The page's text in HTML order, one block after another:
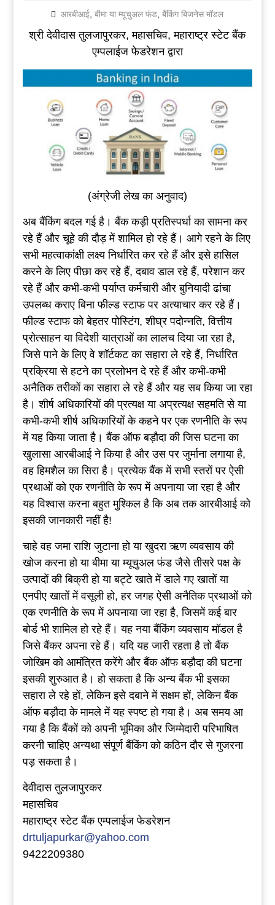
आरबीआई,बीमा या म्यूचुअल फंड,बैंकिंग बिजनेस मॉडल
श्री देवीदास तुलजापुरकर, महासचिव, महाराष्ट्र स्टेट बैंक
एम्पलाईज फेडरेशन द्वारा
(अंग्रेजी लेख का अनुवाद)
अब बैंकिंग बदल गई है। बैंक कड़ी प्रतिस्पर्धा का सामना कर
रहे हैं और चूहे की दौड़ में शामिल हो रहे हैं। आगे रहने के लिए
सभी महत्वाकांक्षी लक्ष्य निर्धारित कर रहे हैं और इसे हासिल
करने के लिए पीछा कर रहे हैं, दबाव डाल रहे हैं, परेशान कर
रहे हैं और कभी-कभी पर्याप्त कर्मचारी और बुनियादी ढांचा
उपलब्ध कराए बिना फील्ड स्टाफ पर अत्याचार कर रहे हैं।
फील्ड स्टाफ को बेहतर पोस्टिंग, शीघ्र पदोन्नति, वित्तीय
प्रोत्साहन या विदेशी यात्राओं का लालच दिया जा रहा है,
जिसे पाने के लिए वे शॉर्टकट का सहारा ले रहे हैं, निर्धारित
प्रक्रिया से हटने का प्रलोभन दे रहे हैं और कभी-कभी
अनैतिक तरीकों का सहारा ले रहे हैं और यह सब किया जा रहा
है। शीर्ष अधिकारियों की प्रत्यक्ष या अप्रत्यक्ष सहमति से या
कभी-कभी शीर्ष अधिकारियों के कहने पर एक रणनीति के रूप
में यह किया जाता है। बैंक ऑफ बड़ौदा की जिस घटना का
खुलासा आरबीआई ने किया है और उस पर जुर्माना लगाया है,
वह हिमशैल का सिरा है। प्रत्येक बैंक में सभी स्तरों पर ऐसी
प्रथाओं को एक रणनीति के रूप में अपनाया जा रहा है और
यह विश्वास करना बहुत मुश्किल है कि अब तक आरबीआई को
इसकी जानकारी नहीं है!
चाहे वह जमा राशि जुटाना हो या खुदरा ऋण व्यवसाय की
खोज करना हो या बीमा या म्यूचुअल फंड जैसे तीसरे पक्ष के
उत्पादों की बिक्री हो या बट्टे खाते में डाले गए खातों या
एनपीए खातों में वसूली हो, हर जगह ऐसी अनैतिक प्रथाओं को
एक रणनीति के रूप में अपनाया जा रहा है, जिसमें कई बार
बोर्ड भी शामिल हो रहे हैं। यह नया बैंकिंग व्यवसाय मॉडल है
जिसे बैंकर अपना रहे हैं। यदि यह जारी रहता है तो बैंक
जोखिम को आमंत्रित करेंगे और बैंक ऑफ बड़ौदा की घटना
इसकी शुरुआत है। हो सकता है कि अन्य बैंक भी इसका
सहारा ले रहे हों, लेकिन इसे दबाने में सक्षम हों, लेकिन बैंक
ऑफ बड़ौदा के मामले में यह स्पष्ट हो गया है। अब समय आ
गया है कि बैंकों को अपनी भूमिका और जिम्मेदारी परिभाषित
करनी चाहिए अन्यथा संपूर्ण बैंकिंग को कठिन दौर से गुजरना
पड़ सकता है।
देवीदास तुलजापुरकर
महासचिव
महाराष्ट्र स्टेट बैंक एम्पलाईज फेडरेशन
drtuljapurkar@yahoo.com
9422209380